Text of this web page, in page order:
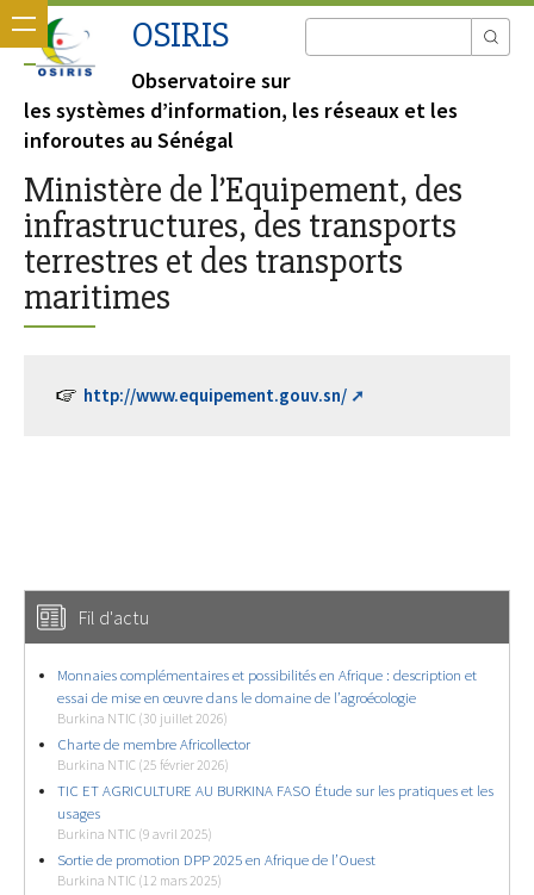
OSIRIS
Observatoire sur
les systèmes d’information, les réseaux et les
inforoutes au Sénégal
Ministère de l’Equipement, des
infrastructures, des transports
terrestres et des transports
maritimes
http://www.equipement.gouv.sn/
Fil d'actu
Monnaies complémentaires et possibilités en Afrique : description et
essai de mise en œuvre dans le domaine de l’agroécologie
Burkina NTIC (30 juillet 2026)
Charte de membre Africollector
Burkina NTIC (25 février 2026)
TIC ET AGRICULTURE AU BURKINA FASO Étude sur les pratiques et les
usages
Burkina NTIC (9 avril 2025)
Sortie de promotion DPP 2025 en Afrique de l’Ouest
Burkina NTIC (12 mars 2025)